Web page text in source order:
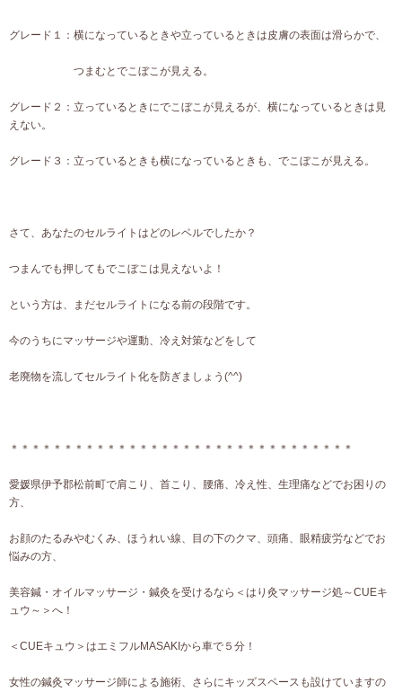
グレード１：横になっているときや立っているときは皮膚の表面は滑らかで、
つまむとでこぼこが見える。
グレード２：立っているときにでこぼこが見えるが、横になっているときは見
えない。
グレード３：立っているときも横になっているときも、でこぼこが見える。
さて、あなたのセルライトはどのレベルでしたか？
つまんでも押してもでこぼこは見えないよ！
という方は、まだセルライトになる前の段階です。
今のうちにマッサージや運動、冷え対策などをして
老廃物を流してセルライト化を防ぎましょう(^^)
＊＊＊＊＊＊＊＊＊＊＊＊＊＊＊＊＊＊＊＊＊＊＊＊＊＊＊＊＊＊＊＊
愛媛県伊予郡松前町で肩こり、首こり、腰痛、冷え性、生理痛などでお困りの
方、
お顔のたるみやむくみ、ほうれい線、目の下のクマ、頭痛、眼精疲労などでお
悩みの方、
美容鍼・オイルマッサージ・鍼灸を受けるなら＜はり灸マッサージ処～CUEキ
ュウ～＞へ！
＜CUEキュウ＞はエミフルMASAKIから車で５分！
女性の鍼灸マッサージ師による施術、さらにキッズスペースも設けていますの